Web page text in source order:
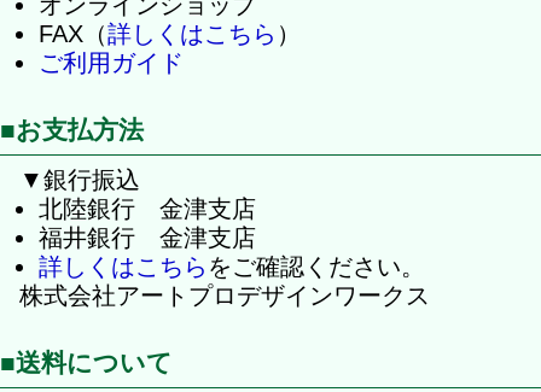
FAX（詳しくはこちら ）
ご利用ガイド
■お支払方法
▼銀行振込
北陸銀行 金津支店
福井銀行 金津支店
詳しくはこちら をご確認ください。
株式会社アートプロデザインワークス
■送料について